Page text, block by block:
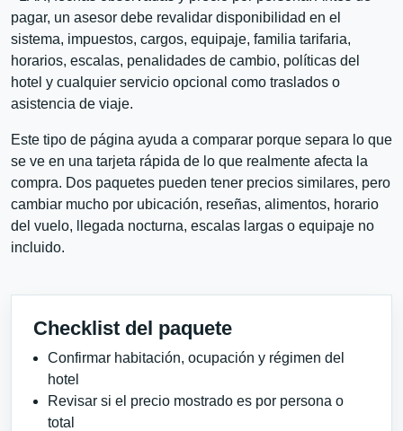
pagar, un asesor debe revalidar disponibilidad en el
sistema, impuestos, cargos, equipaje, familia tarifaria,
horarios, escalas, penalidades de cambio, políticas del
hotel y cualquier servicio opcional como traslados o
asistencia de viaje.
Este tipo de página ayuda a comparar porque separa lo que
se ve en una tarjeta rápida de lo que realmente afecta la
compra. Dos paquetes pueden tener precios similares, pero
cambiar mucho por ubicación, reseñas, alimentos, horario
del vuelo, llegada nocturna, escalas largas o equipaje no
incluido.
Checklist del paquete
Confirmar habitación, ocupación y régimen del
hotel
Revisar si el precio mostrado es por persona o
total